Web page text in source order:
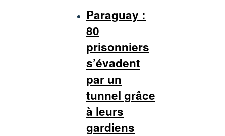
Paraguay :
80
prisonniers
s’évadent
par un
tunnel grâce
à leurs
gardiens